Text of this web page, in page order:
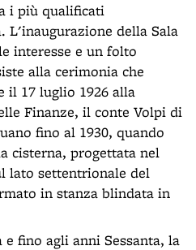
i più qualificati
L'inaugurazione della Sala
interesse e un folto
alla cerimonia che
il 17 luglio 1926 alla
Finanze, il conte Volpi di
fino al 1930, quando
cisterna, progettata nel
lato settentrionale del
in stanza blindata in
fino agli anni Sessanta, la